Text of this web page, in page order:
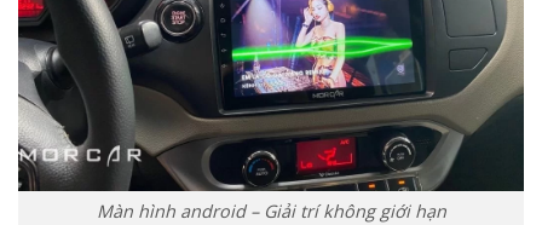
Màn hình android – Giải trí không giới hạn